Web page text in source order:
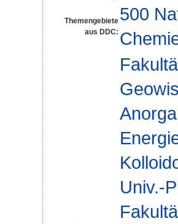
Themengebiete
aus DDC:
500
Univ.-